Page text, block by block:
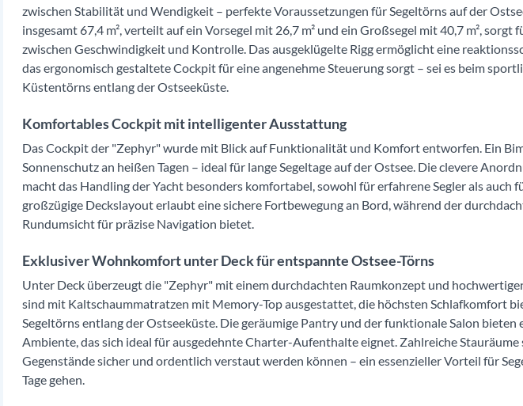
zwischen Stabilität und Wendigkeit – perfekte Voraussetzungen für Segeltörns auf der
insgesamt 67,4 m², verteilt auf ein Vorsegel mit 26,7 m² und ein Großsegel mit 40,7 m², sorgt
zwischen Geschwindigkeit und Kontrolle. Das ausgeklügelte Rigg ermöglicht eine
das ergonomisch gestaltete Cockpit für eine angenehme Steuerung sorgt – sei es beim
Küstentörns entlang der Ostseeküste.
Komfortables Cockpit mit intelligenter Ausstattung
Das Cockpit der "Zephyr" wurde mit Blick auf Funktionalität und Komfort entworfen. Ein
Sonnenschutz an heißen Tagen – ideal für lange Segeltage auf der Ostsee. Die clevere
macht das Handling der Yacht besonders komfortabel, sowohl für erfahrene Segler als auch
großzügige Deckslayout erlaubt eine sichere Fortbewegung an Bord, während der
Rundumsicht für präzise Navigation bietet.
Exklusiver Wohnkomfort unter Deck für entspannte Ostsee-Törns
Unter Deck überzeugt die "Zephyr" mit einem durchdachten Raumkonzept und
sind mit Kaltschaummatratzen mit Memory-Top ausgestattet, die höchsten Schlafkomfort
Segeltörns entlang der Ostseeküste. Die geräumige Pantry und der funktionale Salon bieten
Ambiente, das sich ideal für ausgedehnte Charter-Aufenthalte eignet. Zahlreiche Stauräume
Gegenstände sicher und ordentlich verstaut werden können – ein essenzieller Vorteil für
Tage gehen.